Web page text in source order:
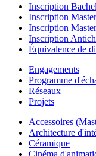
Inscription
Inscription Master
Inscription
Inscription
Équivalence de
Engagements
Programme
Réseaux
Projets
Accessoires
Architecture
Céramique
Cinéma